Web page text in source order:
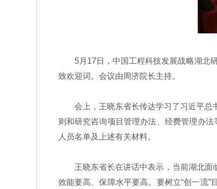
5月17日，中国工程科技发展战略湖北研
致欢迎词。会议由周济院长主持。
会上，王晓东省长传达学习了习近平总书
则和研究咨询项目管理办法、经费管理办
人员名单及上述有关材料。
王晓东省长在讲话中表示，当前湖北面临
效能要高、保障水平要高。要树立“创一流